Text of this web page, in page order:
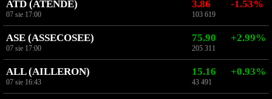
ATD (ATENDE)
07 sie 17:00
3.86
103 619
-1.53%
ASE (ASSECOSEE)
07 sie 17:00
75.90
205 311
+2.99%
ALL (AILLERON)
07 sie 16:43
15.16
43 491
+0.93%